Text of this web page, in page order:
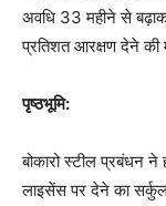
अवधि 33 महीने से
प्रतिशत आरक्षण देने की
पृष्ठभूमि:
बोकारो स्टील प्रबंधन
लाइसेंस पर देने का